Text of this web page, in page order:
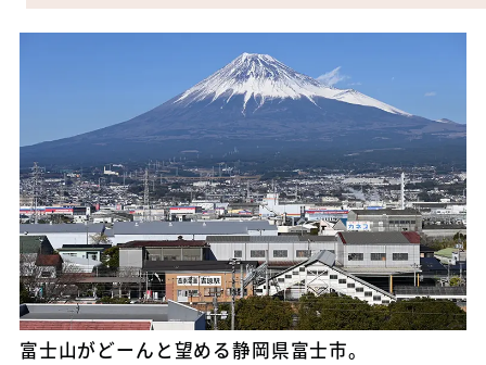
富士山がどーんと望める静岡県富士市。